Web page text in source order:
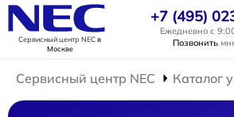
Сервисный центр NECв
Москве
+7 (495)
Ежедневно с
Позвонить
Сервисный центр NEC Каталог